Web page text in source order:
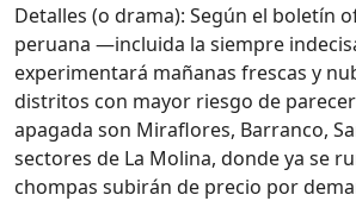
Detalles (o drama): Según el boletín
peruana —incluida la siempre
experimentará mañanas frescas y
distritos con mayor riesgo de
apagada son Miraflores, Barranco,
sectores de La Molina, donde ya se
chompas subirán de precio por